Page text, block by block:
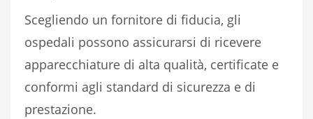
Scegliendo un fornitore di fiducia, gli
ospedali possono assicurarsi di ricevere
apparecchiature di alta qualità, certificate e
conformi agli standard di sicurezza e di
prestazione.